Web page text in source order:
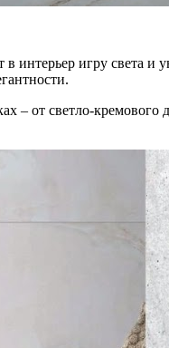
игру света и
– от светло-